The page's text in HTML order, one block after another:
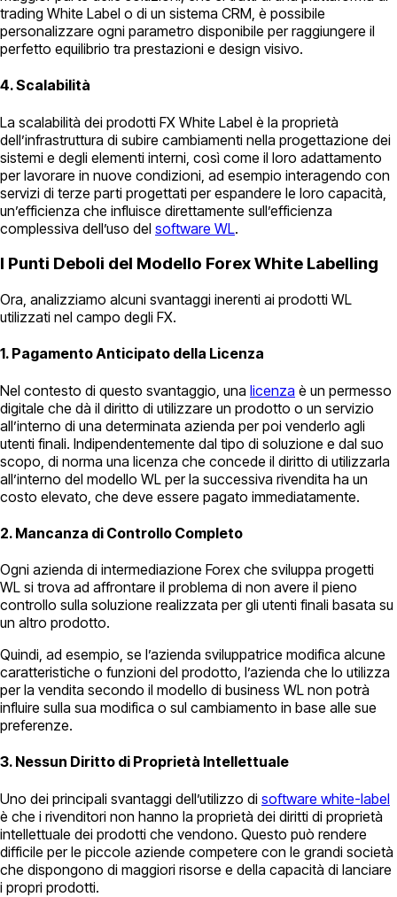
trading White Label o di un sistema CRM, è possibile
personalizzare ogni parametro disponibile per raggiungere il
perfetto equilibrio tra prestazioni e design visivo.
4. Scalabilità
La scalabilità dei prodotti FX White Label è la proprietà
dell’infrastruttura di subire cambiamenti nella progettazione dei
sistemi e degli elementi interni, così come il loro adattamento
per lavorare in nuove condizioni, ad esempio interagendo con
servizi di terze parti progettati per espandere le loro capacità,
un’efficienza che influisce direttamente sull’efficienza
complessiva dell’uso del software WL.
I Punti Deboli del Modello Forex White Labelling
Ora, analizziamo alcuni svantaggi inerenti ai prodotti WL
utilizzati nel campo degli FX.
1. Pagamento Anticipato della Licenza
Nel contesto di questo svantaggio, una licenza è un permesso
digitale che dà il diritto di utilizzare un prodotto o un servizio
all’interno di una determinata azienda per poi venderlo agli
utenti finali. Indipendentemente dal tipo di soluzione e dal suo
scopo, di norma una licenza che concede il diritto di utilizzarla
all’interno del modello WL per la successiva rivendita ha un
costo elevato, che deve essere pagato immediatamente.
2. Mancanza di Controllo Completo
Ogni azienda di intermediazione Forex che sviluppa progetti
WL si trova ad affrontare il problema di non avere il pieno
controllo sulla soluzione realizzata per gli utenti finali basata su
un altro prodotto.
Quindi, ad esempio, se l’azienda sviluppatrice modifica alcune
caratteristiche o funzioni del prodotto, l’azienda che lo utilizza
per la vendita secondo il modello di business WL non potrà
influire sulla sua modifica o sul cambiamento in base alle sue
preferenze.
3. Nessun Diritto di Proprietà Intellettuale
Uno dei principali svantaggi dell’utilizzo di software white-label
è che i rivenditori non hanno la proprietà dei diritti di proprietà
intellettuale dei prodotti che vendono. Questo può rendere
difficile per le piccole aziende competere con le grandi società
che dispongono di maggiori risorse e della capacità di lanciare
i propri prodotti.